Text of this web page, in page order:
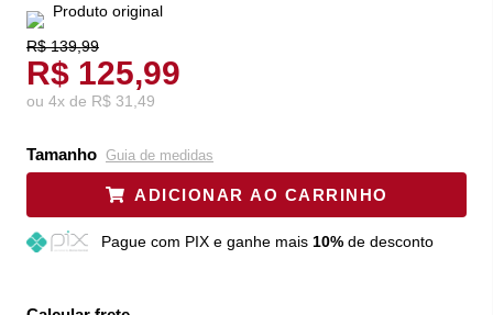
Produto original
R$ 139,99
R$ 125,99
ou 4x de R$ 31,49
Tamanho Guia de medidas
ADICIONAR AO CARRINHO
Pague com PIX e ganhe mais 10%de desconto